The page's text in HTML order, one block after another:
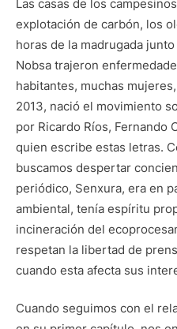
Las casas de los
explotación de carbón, los
horas de la madrugada
Nobsa trajeron
habitantes, muchas
2013, nació el movimiento
por Ricardo Ríos, Fernando
quien escribe estas letras.
buscamos despertar
periódico, Senxura, era en
ambiental, tenía espíritu
incineración del
respetan la libertad de
cuando esta afecta sus
Cuando seguimos con el